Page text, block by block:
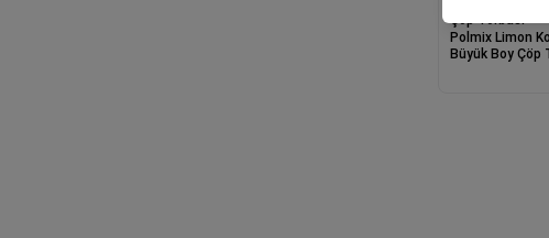
Çöp Torbası
Polmix Limon
Büyük Boy Çöp